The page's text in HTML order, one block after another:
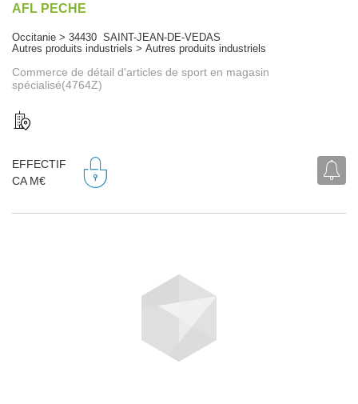
AFL PECHE
Occitanie > 34430 SAINT-JEAN-DE-VEDAS
Autres produits industriels > Autres produits industriels
Commerce de détail d'articles de sport en magasin
spécialisé(4764Z)
EFFECTIF
CA M€